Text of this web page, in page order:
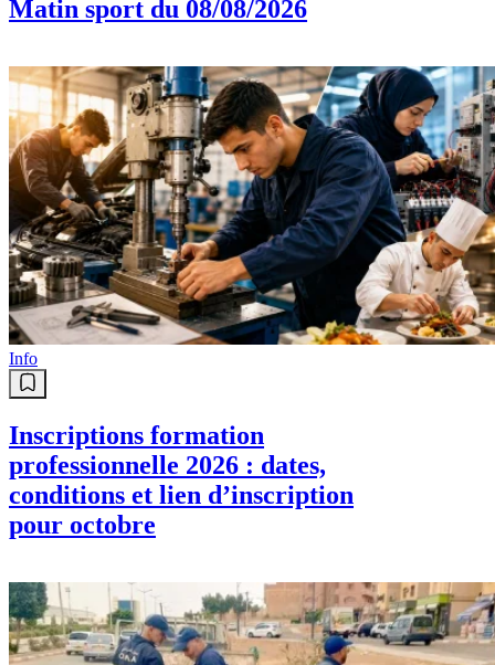
Matin sport du 08/08/2026
Info
Inscriptions formation
professionnelle 2026 : dates,
conditions et lien d’inscription
pour octobre